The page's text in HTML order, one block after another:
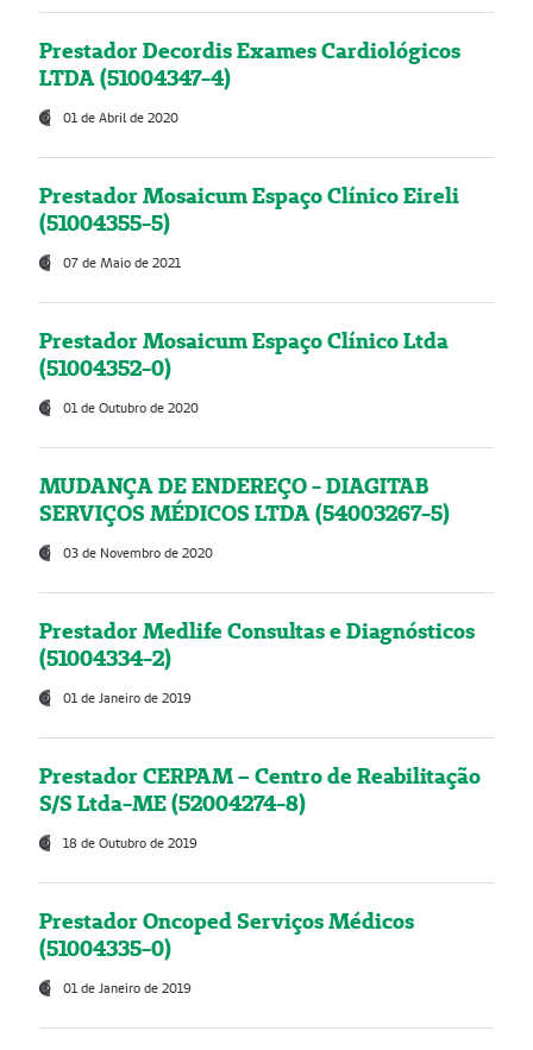
Prestador Decordis Exames Cardiológicos
LTDA (51004347-4)
01 de Abril de 2020
Prestador Mosaicum Espaço Clínico Eireli
(51004355-5)
07 de Maio de 2021
Prestador Mosaicum Espaço Clínico Ltda
(51004352-0)
01 de Outubro de 2020
MUDANÇA DE ENDEREÇO - DIAGITAB
SERVIÇOS MÉDICOS LTDA (54003267-5)
03 de Novembro de 2020
Prestador Medlife Consultas e Diagnósticos
(51004334-2)
01 de Janeiro de 2019
Prestador CERPAM – Centro de Reabilitação
S/S Ltda-ME (52004274-8)
18 de Outubro de 2019
Prestador Oncoped Serviços Médicos
(51004335-0)
01 de Janeiro de 2019